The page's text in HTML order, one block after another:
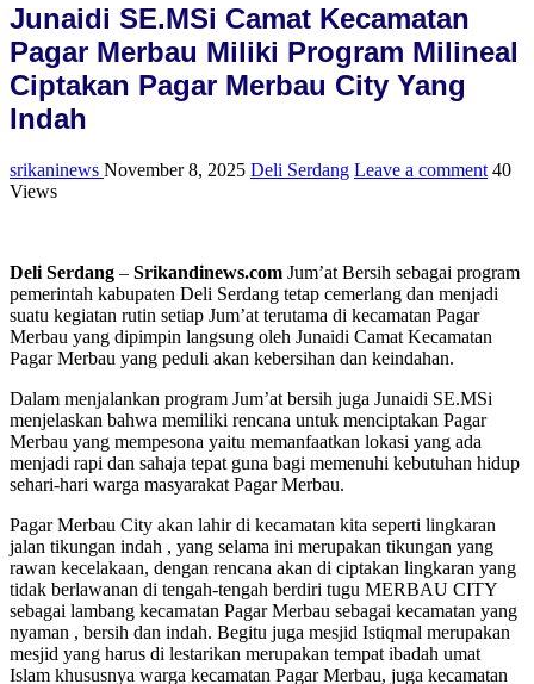
Junaidi SE.MSi Camat Kecamatan
Pagar Merbau Miliki Program Milineal
Ciptakan Pagar Merbau City Yang
Indah
srikaninews November 8, 2025 Deli Serdang Leave a comment 40
Views
Deli Serdang – Srikandinews.com Jum’at Bersih sebagai program
pemerintah kabupaten Deli Serdang tetap cemerlang dan menjadi
suatu kegiatan rutin setiap Jum’at terutama di kecamatan Pagar
Merbau yang dipimpin langsung oleh Junaidi Camat Kecamatan
Pagar Merbau yang peduli akan kebersihan dan keindahan.
Dalam menjalankan program Jum’at bersih juga Junaidi SE.MSi
menjelaskan bahwa memiliki rencana untuk menciptakan Pagar
Merbau yang mempesona yaitu memanfaatkan lokasi yang ada
menjadi rapi dan sahaja tepat guna bagi memenuhi kebutuhan hidup
sehari-hari warga masyarakat Pagar Merbau.
Pagar Merbau City akan lahir di kecamatan kita seperti lingkaran
jalan tikungan indah , yang selama ini merupakan tikungan yang
rawan kecelakaan, dengan rencana akan di ciptakan lingkaran yang
tidak berlawanan di tengah-tengah berdiri tugu MERBAU CITY
sebagai lambang kecamatan Pagar Merbau sebagai kecamatan yang
nyaman , bersih dan indah. Begitu juga mesjid Istiqmal merupakan
mesjid yang harus di lestarikan merupakan tempat ibadah umat
Islam khususnya warga kecamatan Pagar Merbau, juga kecamatan